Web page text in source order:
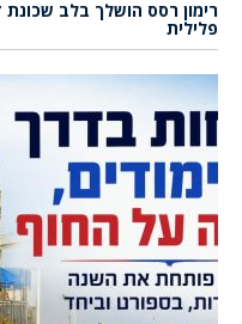
רימון רסס הושלך בלב
פלילית